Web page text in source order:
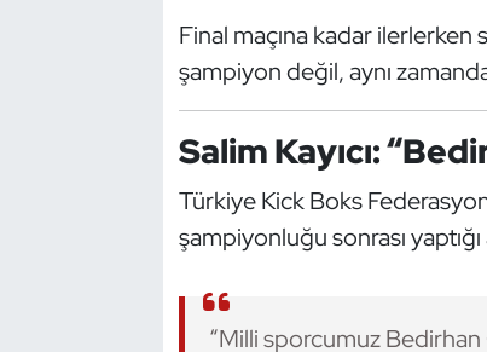
Final maçına kadar
şampiyon değil, aynı
Salim Kayıcı:
Türkiye Kick Boks
şampiyonluğu sonrası
“Milli sporcumuz